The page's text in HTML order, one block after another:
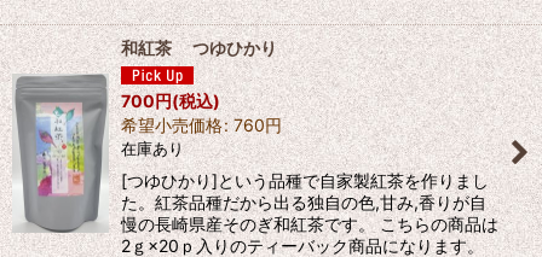
和紅茶 つゆひかり
700円(税込)
希望小売価格: 760円
在庫あり
[つゆひかり]という品種で自家製紅茶を作りまし
た。紅茶品種だから出る独自の色,甘み,香りが自
慢の長崎県産そのぎ和紅茶です。 こちらの商品は
2ｇ×20ｐ入りのティーバック商品になります。